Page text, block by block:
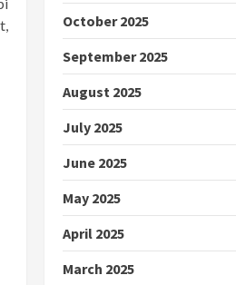
October 2025
September 2025
August 2025
July 2025
June 2025
May 2025
April 2025
March 2025